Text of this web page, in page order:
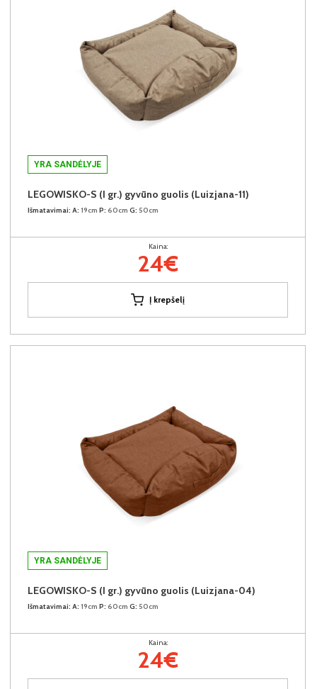
YRA SANDĖLYJE
LEGOWISKO-S (I gr.) gyvūno guolis (Luizjana-11)
Išmatavimai: A: 19cm P: 60cm G: 50cm
Kaina:
24€
Į krepšelį
YRA SANDĖLYJE
LEGOWISKO-S (I gr.) gyvūno guolis (Luizjana-04)
Išmatavimai: A: 19cm P: 60cm G: 50cm
Kaina:
24€